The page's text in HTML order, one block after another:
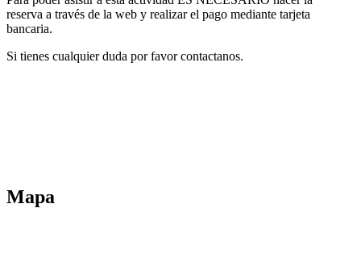
reserva a través de la web y realizar el pago mediante tarjeta
bancaria.
Si tienes cualquier duda por favor contactanos.
Mapa